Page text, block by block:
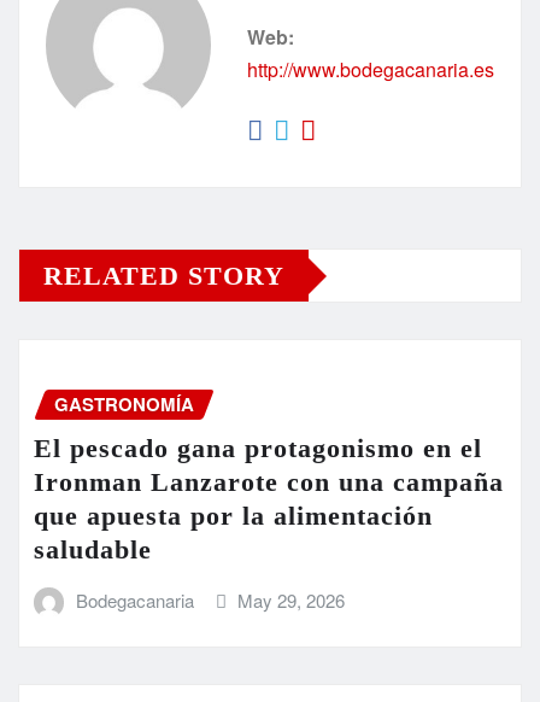
Web:
http://www.bodegacanaria.es
RELATED STORY
GASTRONOMÍA
El pescado gana protagonismo en el
Ironman Lanzarote con una campaña
que apuesta por la alimentación
saludable
Bodegacanaria May 29, 2026